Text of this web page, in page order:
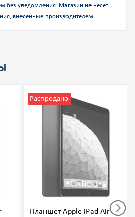
без уведомления. Магазин не несет
внесенные производителем.
Планшет Apple iPad Air
Распродано